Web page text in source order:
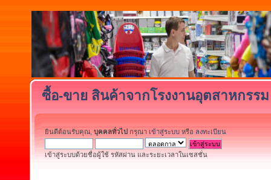
ซื้อ-ขาย สินค้าจากโรงงานอุตสาหกรร
ยินดีต้อนรับคุณ, บุคคลทั่วไป กรุณา เข้าสู่ระบบ หรือ ลงทะเบียน
เข้าสู่ระบบด้วยชื่อผู้ใช้ รหัสผ่าน และระยะเวลาในเซสชั่น